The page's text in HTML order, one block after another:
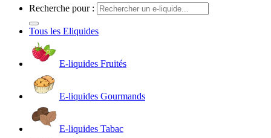
Recherche pour :
Tous les Eliquides
E-liquides Fruités
E-liquides Gourmands
E-liquides Tabac